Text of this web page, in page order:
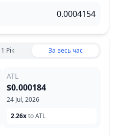
1 Рік За весь час
ATL
24 Jul, 2026
$0.000184
2.26xto ATL